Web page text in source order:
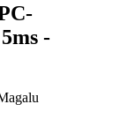
-